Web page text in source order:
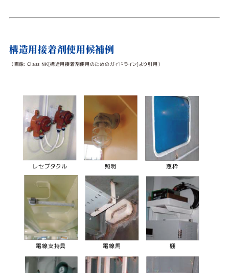
構造用接着剤使用候補例
（画像: Class NK[構造用接着剤使用のためのガイドライン]より引用）
レセプタクル 照明 窓枠
電線支持具 電線馬 棚